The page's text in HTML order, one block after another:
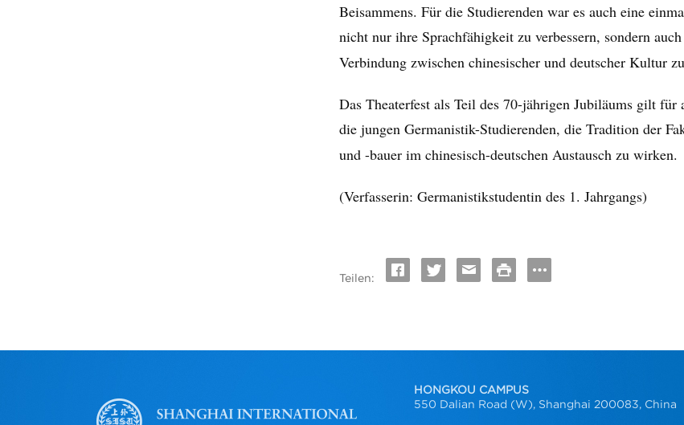
Beisammens. Für die Studierenden war es auch eine
nicht nur ihre Sprachfähigkeit zu verbessern, sondern
Verbindung zwischen chinesischer und deutscher Kultur
Das Theaterfest als Teil des 70-jährigen Jubiläums gilt
die jungen Germanistik-Studierenden, die Tradition der
und -bauer im chinesisch-deutschen Austausch zu wirken.
(Verfasserin: Germanistikstudentin des 1. Jahrgangs)
Teilen:
HONGKOU CAMPUS
550 Dalian Road (W), Shanghai 200083, China